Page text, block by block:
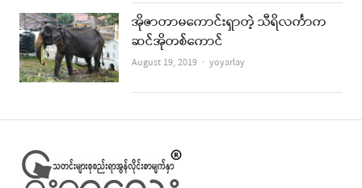
အိုဇာတာမကောင်းရှာတဲ့ သီရိလင်္ကာက
ဆင်အိုတစ်ကောင်
August 19, 2019 Author
yoyarlay